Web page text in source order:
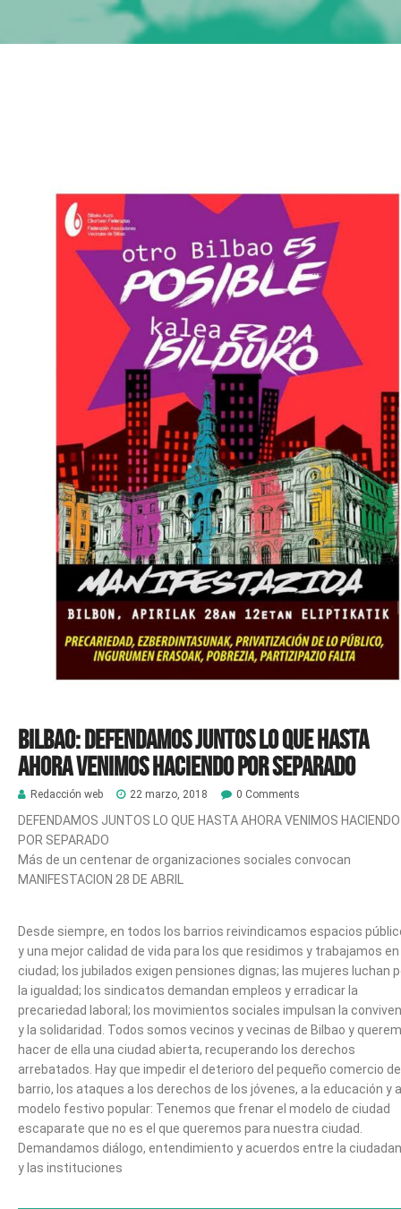
Bilbao: Defendamos juntos lo que hasta
ahora venimos haciendo por separado
Redacción web 22 marzo, 2018 0 Comments
DEFENDAMOS JUNTOS LO QUE HASTA AHORA VENIMOS HACIENDO
POR SEPARADO
Más de un centenar de organizaciones sociales convocan
MANIFESTACION 28 DE ABRIL
Desde siempre, en todos los barrios reivindicamos espacios
y una mejor calidad de vida para los que residimos y trabajamos en
ciudad; los jubilados exigen pensiones dignas; las mujeres luchan
la igualdad; los sindicatos demandan empleos y erradicar la
precariedad laboral; los movimientos sociales impulsan la
y la solidaridad. Todos somos vecinos y vecinas de Bilbao y
hacer de ella una ciudad abierta, recuperando los derechos
arrebatados. Hay que impedir el deterioro del pequeño comercio de
barrio, los ataques a los derechos de los jóvenes, a la educación y
modelo festivo popular: Tenemos que frenar el modelo de ciudad
escaparate que no es el que queremos para nuestra ciudad.
Demandamos diálogo, entendimiento y acuerdos entre la
y las instituciones